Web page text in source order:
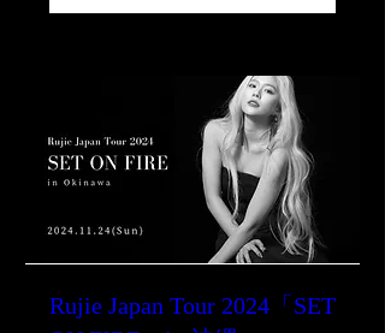
Rujie Japan Tour 2024「SET